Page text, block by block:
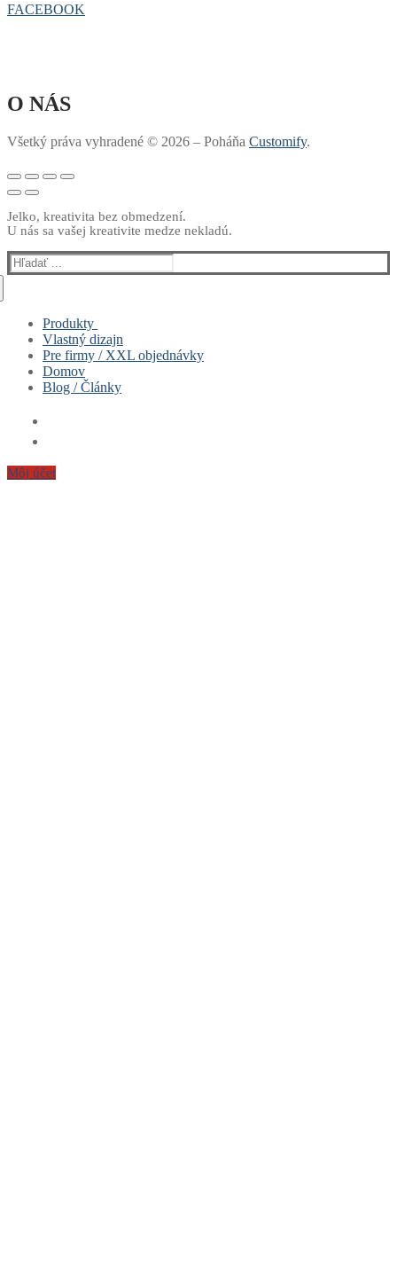
FACEBOOK
O NÁS
Všetký práva vyhradené © 2026 – Poháňa Customify.
Jelko, kreativita bez obmedzení.
U nás sa vašej kreativite medze nekladú.
Hľadať:
Produkty
Muži
Ženy
Deti
Hrnčeky & Fľašky
Vlastný dizajn
Pre firmy / XXL objednávky
Domov
Blog / Články
Môj účet